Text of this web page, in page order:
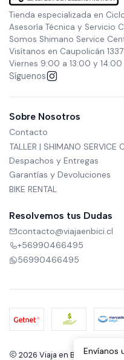
Tienda especializada en
Asesoría Técnica y Servicio
Somos Shimano Service
Visítanos en Caupolicán
Viernes 9:00 a 13:00 y 14:00
Síguenos
Sobre Nosotros
Contacto
TALLER | SHIMANO SERVICE
Despachos y Entregas
Garantías y Devoluciones
BIKE RENTAL
Resolvemos tus Dudas
contacto@viajaenbici.cl
+56990466495
56990466495
2026 Viaja en Bici.Envíanos